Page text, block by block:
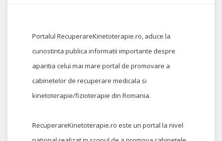
Portalul RecuperareKinetoterapie.ro, aduce la
cunostinta publica informatii importante despre
aparitia celui mai mare portal de promovare a
cabinetelor de recuperare medicala si
kinetoterapie/fizioterapie din Romania.
RecuperareKinetoterapie.ro este un portal la nivel